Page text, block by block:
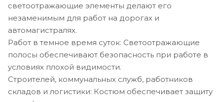
светоотражающие элементы делают его
незаменимым для работ на дорогах и
автомагистралях.
Работ в темное время суток: Светоотражающие
полосы обеспечивают безопасность при работе в
условиях плохой видимости.
Строителей, коммунальных служб, работников
складов и логистики: Костюм обеспечивает защиту